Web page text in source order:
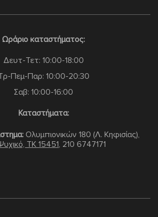
Ωράριο καταστήματος:
Δευτ-Τετ: 10:00-18:00
Πεμ-Παρ: 10:00-20:30
Σαβ: 10:00-16:00
Καταστήματα:
Ολυμπιονικών 180 (Λ. Κηφισίας),
TK 15451, 210 6747171